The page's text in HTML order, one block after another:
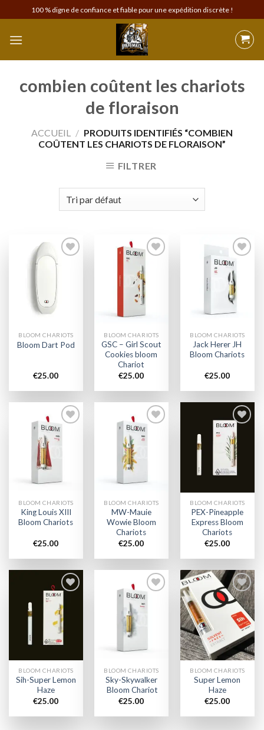
to
content
100 % digne de confiance et fiable pour une expédition discrète !
combien coûtent les chariots
de floraison
ACCUEIL / PRODUITS IDENTIFIÉS “COMBIEN
COÛTENT LES CHARIOTS DE FLORAISON”
FILTRER
wishlist
BLOOM CHARIOTS
Bloom Dart Pod
€25.00
Add to
wishlist
BLOOM CHARIOTS
GSC – Girl Scout
Cookies bloom
Chariot
€25.00
Add to
wishlist
BLOOM CHARIOTS
Jack Herer JH
Bloom Chariots
€25.00
BLOOM CHARIOTS
King Louis XIII
Bloom Chariots
€25.00
BLOOM CHARIOTS
MW-Mauie
Wowie Bloom
Chariots
€25.00
Add to
wishlist
BLOOM CHARIOTS
PEX-Pineapple
Express Bloom
Chariots
€25.00
Add to
wishlist
BLOOM CHARIOTS
Sih-Super Lemon
Haze
€25.00
BLOOM CHARIOTS
Sky-Skywalker
Bloom Chariot
€25.00
Add to
wishlist
BLOOM CHARIOTS
Super Lemon
Haze
€25.00